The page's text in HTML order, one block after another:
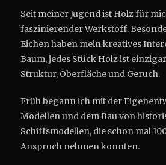
Seit meiner Jugend ist Holz für
faszinierender Werkstoff.
Eichen haben mein kreatives
Baum, jedes Stück Holz ist
Struktur, Oberfläche und Geruch.
Früh begann ich mit der
Modellen und dem Bau von
Schiffsmodellen, die schon mal
Anspruch nehmen konnten.